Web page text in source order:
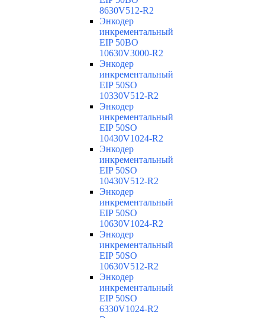
8630V512-R2
Энкодер
инкрементальный
EIP 50BO
10630V3000-R2
Энкодер
инкрементальный
EIP 50SO
10330V512-R2
Энкодер
инкрементальный
EIP 50SO
10430V1024-R2
Энкодер
инкрементальный
EIP 50SO
10430V512-R2
Энкодер
инкрементальный
EIP 50SO
10630V1024-R2
Энкодер
инкрементальный
EIP 50SO
10630V512-R2
Энкодер
инкрементальный
EIP 50SO
6330V1024-R2